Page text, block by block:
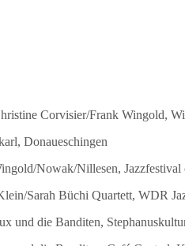
Corvisier/Frank Wingold,
Donaueschingen
Nowak/Nillesen,
Sarah Büchi Quartett, WDR
und die Banditen,